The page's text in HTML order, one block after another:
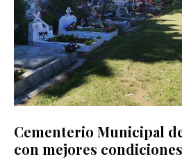
Cementerio Municipal
con mejores condiciones